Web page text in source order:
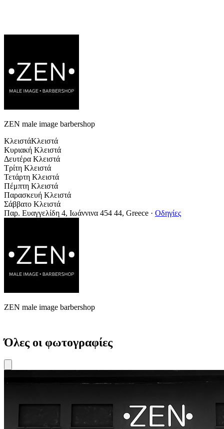
ZEN male image barbershop
ΚλειστάΚλειστά
Κυριακή Κλειστά
Δευτέρα Κλειστά
Τρίτη Κλειστά
Τετάρτη Κλειστά
Πέμπτη Κλειστά
Παρασκευή Κλειστά
Σάββατο Κλειστά
Παρ. Ευαγγελίδη 4, Ιωάννινα 454 44, Greece · Οδηγίες
ZEN male image barbershop
Όλες οι φωτογραφίες